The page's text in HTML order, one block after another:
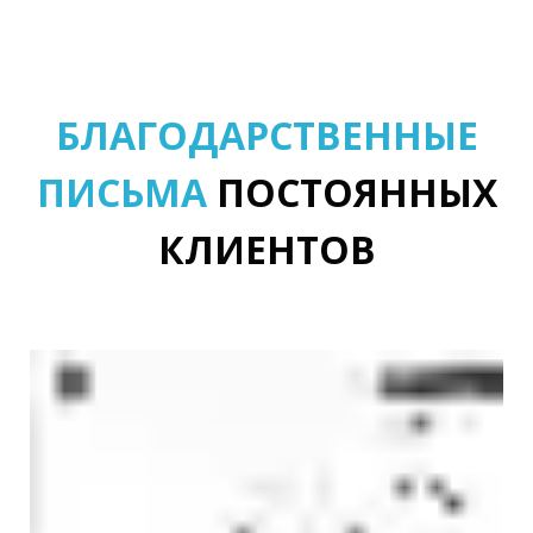
БЛАГОДАРСТВЕННЫЕ
ПИСЬМАПОСТОЯННЫХ
КЛИЕНТОВ